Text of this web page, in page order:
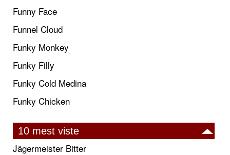
Funny Face
Funnel Cloud
Funky Monkey
Funky Filly
Funky Cold Medina
Funky Chicken
10 mest viste
Jägermeister Bitter